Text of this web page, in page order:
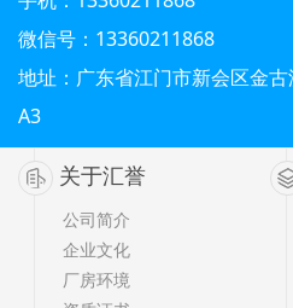
关于汇誉
公司简介
企业文化
厂房环境
微信号：13360211868
地址：广东省江门市新会区金
A3